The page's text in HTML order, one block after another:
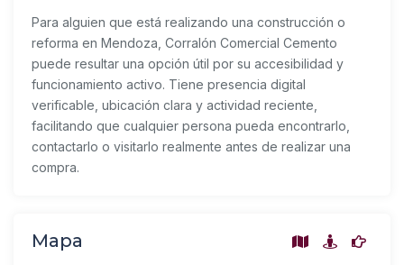
Para alguien que está realizando una construcción o
reforma en Mendoza, Corralón Comercial Cemento
puede resultar una opción útil por su accesibilidad y
funcionamiento activo. Tiene presencia digital
verificable, ubicación clara y actividad reciente,
facilitando que cualquier persona pueda encontrarlo,
contactarlo o visitarlo realmente antes de realizar una
compra.
Mapa